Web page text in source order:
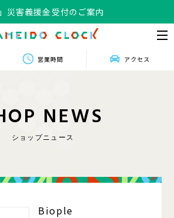
災害義援金受付のご案内
営業時間 アクセス
OP NEWS
ショップニュース
Biople